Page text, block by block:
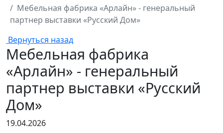
Мебельная фабрика «Арлайн» - генеральный
партнер выставки «Русский Дом»
Вернуться назад
Мебельная фабрика
«Арлайн» - генеральный
партнер выставки «Русский
Дом»
19.04.2026